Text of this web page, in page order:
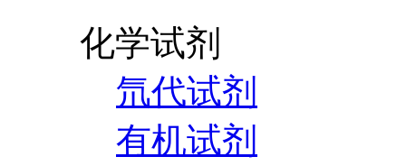
化学试剂
氘代试剂
有机试剂